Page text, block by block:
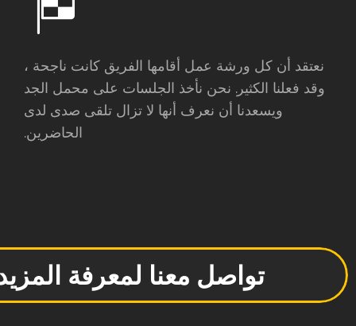
نعتقد أن كل ورشة عمل أقامها الفريق كانت ناجحة ،
وقد فعلنا الكثير. نحن نأخذ الجلسات على محمل الجد
ويسعدنا أن نعرف أنها لا تزال تلقى صدى لدى
الحاضرين.
تواصل معنا لمعرفة